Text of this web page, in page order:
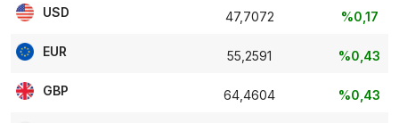
USD 47,7072 %0,17
EUR 55,2591 %0,43
GBP 64,4604 %0,43